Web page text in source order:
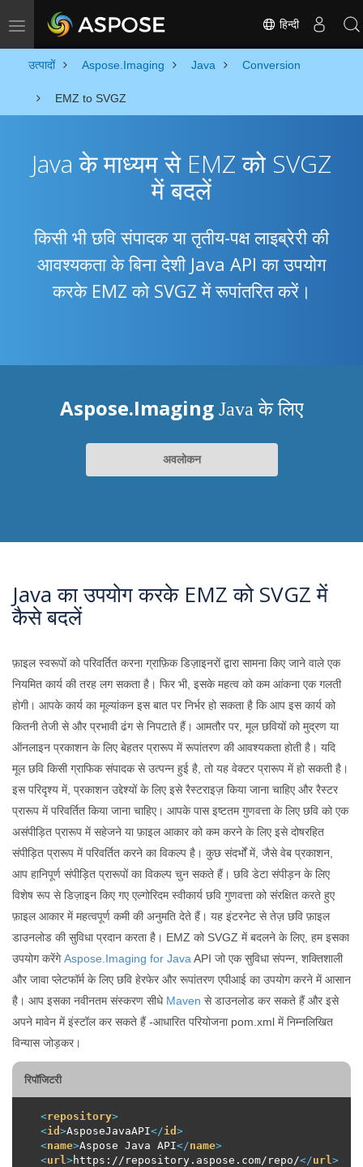
Toggle navigation हिन्दी
उत्पादों Aspose.Imaging Java Conversion
EMZ to SVGZ
Java के माध्यम से EMZ को SVGZ
में बदलें
किसी भी छवि संपादक या तृतीय-पक्ष लाइब्रेरी की
आवश्यकता के बिना देशी Java API का उपयोग
करके EMZ को SVGZ में रूपांतरित करें।
Aspose.Imaging Java के लिए
अवलोकन
Java का उपयोग करके EMZ को SVGZ में
कैसे बदलें
फ़ाइल स्वरूपों को परिवर्तित करना ग्राफ़िक डिज़ाइनरों द्वारा सामना किए जाने वाले एक
नियमित कार्य की तरह लग सकता है। फिर भी, इसके महत्व को कम आंकना एक गलती
होगी। आपके कार्य का मूल्यांकन इस बात पर निर्भर हो सकता है कि आप इस कार्य को
कितनी तेजी से और प्रभावी ढंग से निपटाते हैं। आमतौर पर, मूल छवियों को मुद्रण या
ऑनलाइन प्रकाशन के लिए बेहतर प्रारूप में रूपांतरण की आवश्यकता होती है। यदि
मूल छवि किसी ग्राफिक संपादक से उत्पन्न हुई है, तो यह वेक्टर प्रारूप में हो सकती है।
इस परिदृश्य में, प्रकाशन उद्देश्यों के लिए इसे रैस्टराइज़ किया जाना चाहिए और रैस्टर
प्रारूप में परिवर्तित किया जाना चाहिए। आपके पास इष्टतम गुणवत्ता के लिए छवि को एक
असंपीड़ित प्रारूप में सहेजने या फ़ाइल आकार को कम करने के लिए इसे दोषरहित
संपीड़ित प्रारूप में परिवर्तित करने का विकल्प है। कुछ संदर्भों में, जैसे वेब प्रकाशन,
आप हानिपूर्ण संपीड़ित प्रारूपों का विकल्प चुन सकते हैं। छवि डेटा संपीड़न के लिए
विशेष रूप से डिज़ाइन किए गए एल्गोरिदम स्वीकार्य छवि गुणवत्ता को संरक्षित करते हुए
फ़ाइल आकार में महत्वपूर्ण कमी की अनुमति देते हैं। यह इंटरनेट से तेज़ छवि फ़ाइल
डाउनलोड की सुविधा प्रदान करता है। EMZ को SVGZ में बदलने के लिए, हम इसका
उपयोग करेंगेAspose.Imaging for Java API जो एक सुविधा संपन्न, शक्तिशाली
और जावा प्लेटफॉर्म के लिए छवि हेरफेर और रूपांतरण एपीआई का उपयोग करने में आसान
है। आप इसका नवीनतम संस्करण सीधे Maven से डाउनलोड कर सकते हैं और इसे
अपने मावेन में इंस्टॉल कर सकते हैं -आधारित परियोजना pom.xml में निम्नलिखित
विन्यास जोड़कर।
रिपॉजिटरी
<repository>
<id >AsposeJavaAPI</id >
<name>Aspose Java API</name>
<url >https://repository.aspose.com/repo/</url >